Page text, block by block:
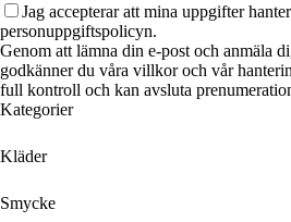
Jag accepterar att mina uppgifter
personuppgiftspolicyn.
Genom att lämna din e-post och anmäla
godkänner du våra villkor och vår
full kontroll och kan avsluta
Kategorier
Kläder
Smycke